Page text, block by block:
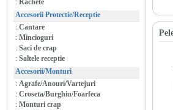
: Rachete
Accesorii Protectie/Receptie
: Cantare
: Mincioguri
: Saci de crap
: Saltele receptie
Accesorii/Monturi
: Agrafe/Anouri/Vartejuri
: Croseta/Burghiu/Foarfeca
: Monturi crap